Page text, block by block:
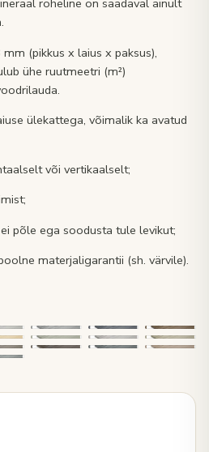
roheline on saadaval ainult
(pikkus x laius x paksus),
ühe ruutmeetri (m²)
ülekattega, võimalik ka avatud
või vertikaalselt;
põle ega soodusta tule levikut;
materjaligarantii (sh. värvile).